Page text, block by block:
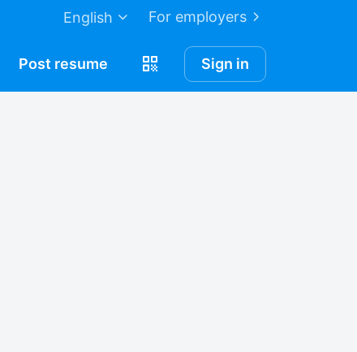
For employers
English
Post resume Sign in